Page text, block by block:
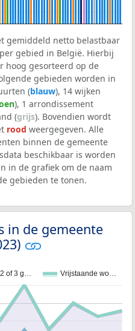
gemiddeld netto belastbaar
gebied in België. Hierbij
hoog gesorteerd op de
gebieden worden in
(blauw), 14 wijken
), 1 arrondissement
(grijs). Bovendien wordt
rood weergegeven. Alle
binnen de gemeente
beschikbaar is worden
in de grafiek om de naam
gebieden te tonen.
in de gemeente
of 3 g… Vrijstaande wo…